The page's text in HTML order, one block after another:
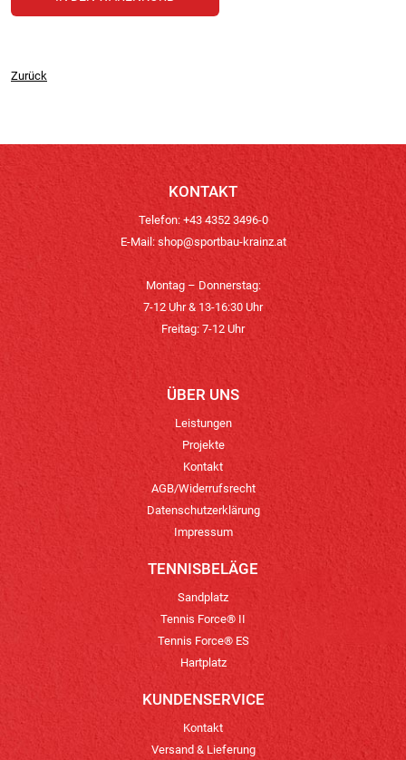
Zurück
KONTAKT
Telefon: +43 4352 3496-0
E-Mail:shop@sportbau-krainz.at
Montag – Donnerstag:
7-12 Uhr & 13-16:30 Uhr
Freitag: 7-12 Uhr
ÜBER UNS
Leistungen
Projekte
Kontakt
AGB/Widerrufsrecht
Datenschutzerklärung
Impressum
TENNISBELÄGE
Sandplatz
Tennis Force® II
Tennis Force® ES
Hartplatz
KUNDENSERVICE
Kontakt
Versand & Lieferung